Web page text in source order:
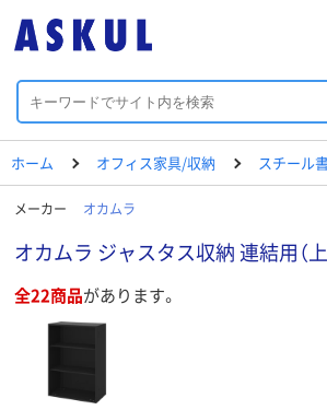
ホーム オフィス家具/収納 スチール
メーカー オカムラ
オカムラ ジャスタス収納 連結用（
全22商品があります。